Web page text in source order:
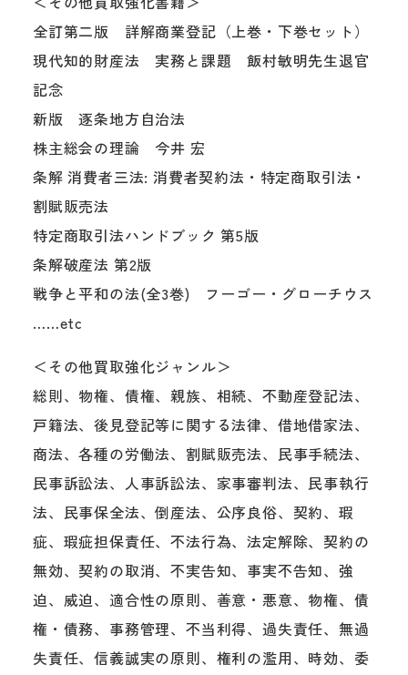
全訂第二版 詳解商業登記（上巻・下巻セット）
現代知的財産法 実務と課題 飯村敏明先生退官
記念
新版 逐条地方自治法
株主総会の理論 今井 宏
条解 消費者三法: 消費者契約法・特定商取引法・
割賦販売法
特定商取引法ハンドブック 第5版
条解破産法 第2版
戦争と平和の法(全3巻) フーゴー・グローチウス
……etc
＜その他買取強化ジャンル＞
総則、物権、債権、親族、相続、不動産登記法、
戸籍法、後見登記等に関する法律、借地借家法、
商法、各種の労働法、割賦販売法、民事手続法、
民事訴訟法、人事訴訟法、家事審判法、民事執行
法、民事保全法、倒産法、公序良俗、契約、瑕
疵、瑕疵担保責任、不法行為、法定解除、契約の
無効、契約の取消、不実告知、事実不告知、強
迫、威迫、適合性の原則、善意・悪意、物権、債
権・債務、事務管理、不当利得、過失責任、無過
失責任、信義誠実の原則、権利の濫用、時効、委